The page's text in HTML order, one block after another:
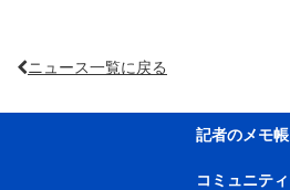
ニュース一覧に戻る
記者のメモ帳
コミュニティ